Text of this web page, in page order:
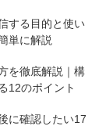
する目的と使い
単に解説
を徹底解説｜構
12のポイント
に確認したい17